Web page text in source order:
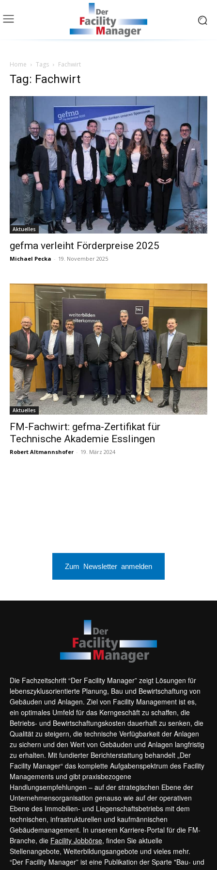
Home Tags Fachwirt
Tag: Fachwirt
Aktuelles
gefma verleiht Förderpreise 2025
Michael Pecka - 19. November 2025
Aktuelles
FM-Fachwirt: gefma-Zertifikat für
Technische Akademie Esslingen
Robert Altmannshofer - 19. März 2024
Zum Newsletter anmelden
Die Fachzeitschrift “Der Facility Manager” zeigt Lösungen für
lebenszyklusorientierte Planung, Bau und Bewirtschaftung von
Gebäuden und Anlagen. Ziel von Facility Management ist es,
ein optimales Umfeld für das Kerngeschäft zu schaffen, die
Betriebs- und Bewirtschaftungskosten dauerhaft zu senken, die
Qualität zu steigern, die technische Verfügbarkeit der Anlagen
zu sichern und den Wert von Gebäuden und Anlagen langfristig
zu erhalten. Mit fundierter Berichterstattung behandelt „Der
Facility Manager“ das komplette Aufgabenspektrum des Facility
Managements und gibt praxisbezogene
Handlungsempfehlungen – auf der strategischen Ebene der
Unternehmensorganisation genauso wie auf der operativen
Ebene des Immobilien- und Liegenschaftsbetriebs mit dem
technischen, infrastrukturellen und kaufmännischen
Gebäudemanagement. In unserem Karriere-Portal für die FM-
Branche, die Facility Jobbörse, finden Sie aktuelle
Stellenangebote, Weiterbildungsangebote und vieles mehr.
“Der Facility Manager” ist eine Publikation der Sparte "Bau- und